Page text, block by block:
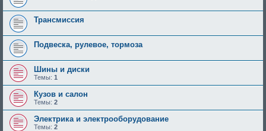
Трансмиссия
Подвеска, рулевое, тормоза
Шины и диски
Темы: 1
Кузов и салон
Темы: 2
Электрика и электрооборудование
Темы: 2